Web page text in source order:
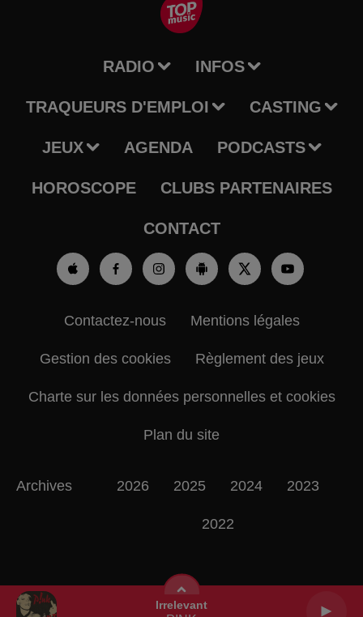
Irrelevant
RADIO INFOS
TRAQUEURS D'EMPLOI CASTING
JEUX AGENDA PODCASTS
HOROSCOPE CLUBS PARTENAIRES
CONTACT
Contactez-nous Mentions légales
Gestion des cookies Règlement des jeux
Charte sur les données personnelles et cookies
Plan du site
Archives 2026 2025 2024 2023
2022